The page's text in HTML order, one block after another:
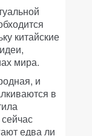
китайские
мира.
и
в
едва ли